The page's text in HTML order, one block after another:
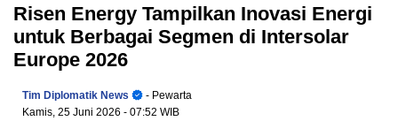
Risen Energy Tampilkan Inovasi Energi
untuk Berbagai Segmen di Intersolar
Europe 2026
Tim Diplomatik News
- Pewarta
Kamis, 25 Juni 2026 - 07:52 WIB